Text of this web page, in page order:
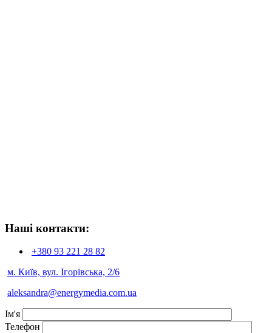
Наші контакти:
+380 93 221 28 82
м. Київ, вул. Ігорівська, 2/6
aleksandra@energymedia.com.ua
Ім'я
Телефон